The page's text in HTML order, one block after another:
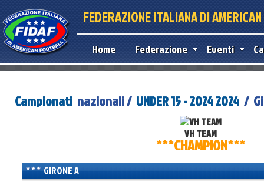
FEDERAZIONE ITALIANA DI
Home Federazione Eventi
Campionati nazionali / UNDER 15 - 2024 2024 /
VH TEAM
***CHAMPION***
GIRONE A